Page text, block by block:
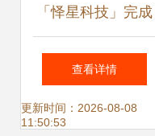
「怿星科技」完成
数千万元Pre-A轮
融资，赋能整车电
查看详情
更新时间：2026-08-08
11:50:53